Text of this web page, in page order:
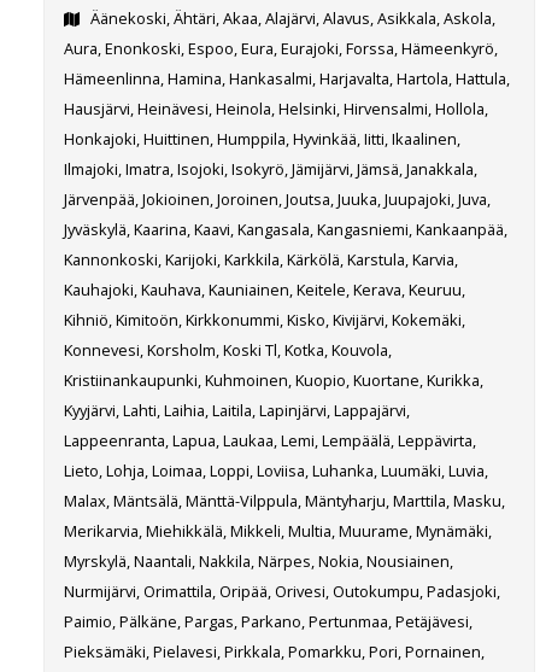
Äänekoski, Ähtäri, Akaa, Alajärvi, Alavus, Asikkala, Askola,
Aura, Enonkoski, Espoo, Eura, Eurajoki, Forssa, Hämeenkyrö,
Hämeenlinna, Hamina, Hankasalmi, Harjavalta, Hartola, Hattula,
Hausjärvi, Heinävesi, Heinola, Helsinki, Hirvensalmi, Hollola,
Honkajoki, Huittinen, Humppila, Hyvinkää, Iitti, Ikaalinen,
Ilmajoki, Imatra, Isojoki, Isokyrö, Jämijärvi, Jämsä, Janakkala,
Järvenpää, Jokioinen, Joroinen, Joutsa, Juuka, Juupajoki, Juva,
Jyväskylä, Kaarina, Kaavi, Kangasala, Kangasniemi, Kankaanpää,
Kannonkoski, Karijoki, Karkkila, Kärkölä, Karstula, Karvia,
Kauhajoki, Kauhava, Kauniainen, Keitele, Kerava, Keuruu,
Kihniö, Kimitoön, Kirkkonummi, Kisko, Kivijärvi, Kokemäki,
Konnevesi, Korsholm, Koski Tl, Kotka, Kouvola,
Kristiinankaupunki, Kuhmoinen, Kuopio, Kuortane, Kurikka,
Kyyjärvi, Lahti, Laihia, Laitila, Lapinjärvi, Lappajärvi,
Lappeenranta, Lapua, Laukaa, Lemi, Lempäälä, Leppävirta,
Lieto, Lohja, Loimaa, Loppi, Loviisa, Luhanka, Luumäki, Luvia,
Malax, Mäntsälä, Mänttä-Vilppula, Mäntyharju, Marttila, Masku,
Merikarvia, Miehikkälä, Mikkeli, Multia, Muurame, Mynämäki,
Myrskylä, Naantali, Nakkila, Närpes, Nokia, Nousiainen,
Nurmijärvi, Orimattila, Oripää, Orivesi, Outokumpu, Padasjoki,
Paimio, Pälkäne, Pargas, Parkano, Pertunmaa, Petäjävesi,
Pieksämäki, Pielavesi, Pirkkala, Pomarkku, Pori, Pornainen,